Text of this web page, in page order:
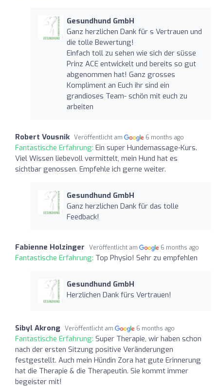
Gesundhund GmbH
Ganz herzlichen Dank für s Vertrauen und
die tolle Bewertung!
Einfach toll zu sehen wie sich der süsse
Prinz ACE entwickelt und bereits so gut
abgenommen hat! Ganz grosses
Kompliment an Euch ihr sind ein
grandioses Team- schön mit euch zu
arbeiten
Robert Vousnik Veröffentlicht am 6 months ago
Fantastische Erfahrung: Ein super Hundemassage-Kurs.
Viel Wissen liebevoll vermittelt, mein Hund hat es
sichtbar genossen. Empfehle ich gerne weiter.
Gesundhund GmbH
Ganz herzlichen Dank für das tolle
Feedback!
Fabienne Holzinger Veröffentlicht am 6 months ago
Fantastische Erfahrung: Top Physio! Sehr zu empfehlen
Gesundhund GmbH
Herzlichen Dank fürs Vertrauen!
Sibyl Akrong Veröffentlicht am 6 months ago
Fantastische Erfahrung: Super Therapie, wir haben schon
nach der ersten Sitzung positive Veränderungen
festgestellt. Auch mein Hündin Zora hat gute Erinnerung
hat die Therapie & die Therapeutin. Sie kommt immer
begeister mit!